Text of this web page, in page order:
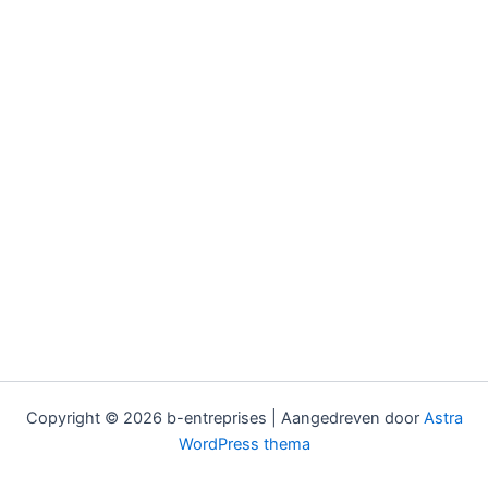
Copyright © 2026 b-entreprises | Aangedreven door Astra
WordPress thema